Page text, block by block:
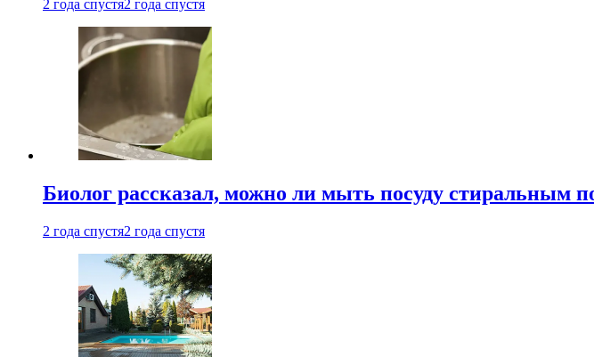
2 года спустя2 года спустя
Биолог рассказал, можно ли мыть посуду стиральным
2 года спустя2 года спустя